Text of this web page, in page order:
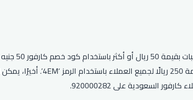
السعودية على 920000282.